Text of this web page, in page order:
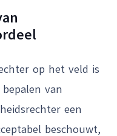
op het veld is
van
een
beschouwt,